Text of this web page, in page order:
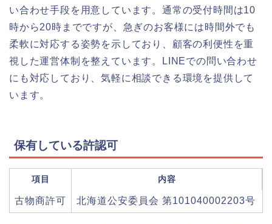
い合わせ手段を用意しています。通常の受付時間は10
時から20時までですが、急ぎのお客様には時間外でも
柔軟に対応する姿勢を示しており、顧客の利便性を重
視した運営体制を整えています。LINEでの問い合わせ
にも対応しており、気軽に相談できる環境を提供して
います。
保有している許認可
項目 内容
古物商許可 北海道公安委員会 第101040002203号